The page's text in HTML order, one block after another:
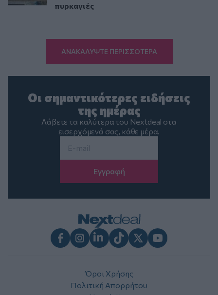
πυρκαγιές
ΑΝΑΚΑΛΥΨΤΕ ΠΕΡΙΣΣΟΤΕΡΑ
Οι σημαντικότερες ειδήσεις
της ημέρας
Λάβετε τα καλύτερα του Nextdeal στα
εισερχόμενά σας, κάθε μέρα.
Όροι Χρήσης
Πολιτική Απορρήτου